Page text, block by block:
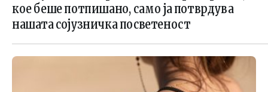
кое беше потпишано, само ја потврдува
нашата сојузничка посветеност